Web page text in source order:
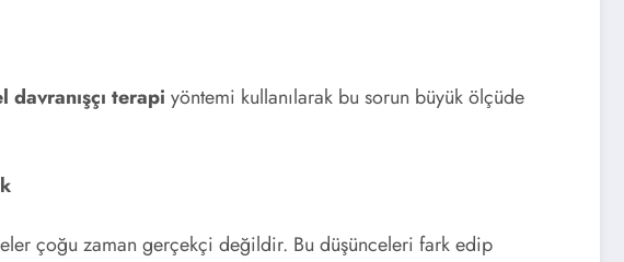
davranışçı terapi yöntemi kullanılarak bu sorun büyük ölçüde
çoğu zaman gerçekçi değildir. Bu düşünceleri fark edip